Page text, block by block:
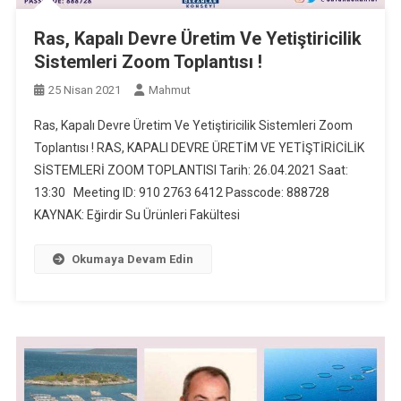
Ras, Kapalı Devre Üretim Ve Yetiştiricilik
Sistemleri Zoom Toplantısı !
25 Nisan 2021 Mahmut
Ras, Kapalı Devre Üretim Ve Yetiştiricilik Sistemleri Zoom
Toplantısı ! RAS, KAPALI DEVRE ÜRETİM VE YETİŞTİRİCİLİK
SİSTEMLERİ ZOOM TOPLANTISI Tarih: 26.04.2021 Saat:
13:30 Meeting ID: 910 2763 6412 Passcode: 888728
KAYNAK: Eğirdir Su Ürünleri Fakültesi
Okumaya Devam Edin